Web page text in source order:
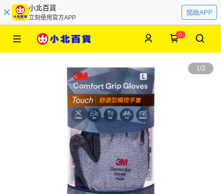
小北百貨
立刻使用官方APP
開啟APP
0
1/2